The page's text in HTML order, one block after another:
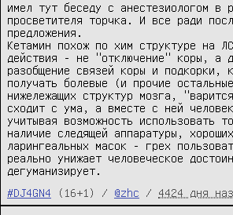
имел тут беседу с анестезиологом в
просветителя торчка. И все ради
предложения.
Кетамин похож по хим структуре на
действия - не "отключение" коры, а
разобщение связей коры и подкорки,
получать болевые (и прочие
нижележащих структур мозга,
сходит с ума, а вместе с ней
учитывая возможность использовать
наличие следящей аппаратуры,
ларингеальных масок - грех
реально унижает человеческое
дегуманизирует.
#DJ4GN4
(16+1) / @zhc / 4424 дня